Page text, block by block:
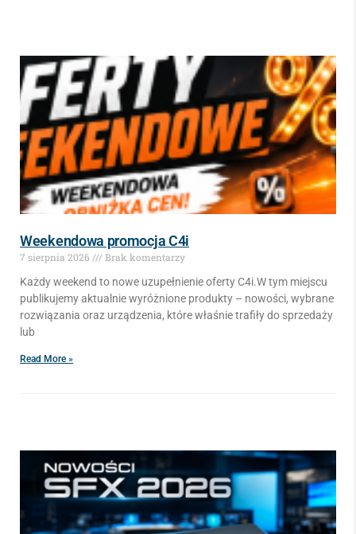
Weekendowa promocja C4i
7 sierpnia 2026
Brak komentarzy
Każdy weekend to nowe uzupełnienie oferty C4i.W tym miejscu
publikujemy aktualnie wyróżnione produkty – nowości, wybrane
rozwiązania oraz urządzenia, które właśnie trafiły do sprzedaży
lub
Read More »